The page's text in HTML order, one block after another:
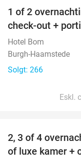
1 of 2
check-out +
Hotel Bom
Burgh-Haamstede
Solgt: 266
Eskl.
2, 3 of 4
of luxe kamer +